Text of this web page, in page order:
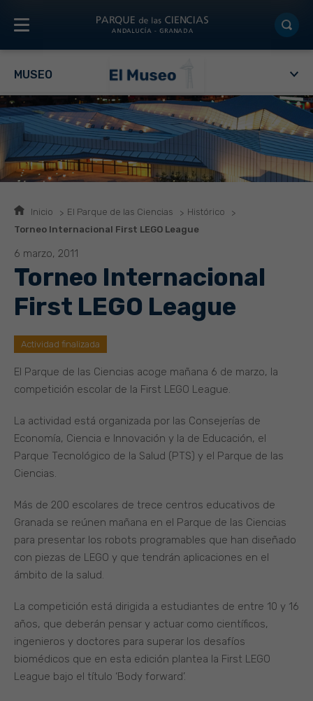
MUSEO
Inicio El Parque de las Ciencias
Histórico
Torneo Internacional First LEGO League
6 marzo, 2011
Torneo Internacional
First LEGO League
Actividad finalizada
El Parque de las Ciencias acoge mañana 6 de marzo, la
competición escolar de la First LEGO League.
La actividad está organizada por las Consejerías de
Economía, Ciencia e Innovación y la de Educación, el
Parque Tecnológico de la Salud (PTS) y el Parque de las
Ciencias.
Más de 200 escolares de trece centros educativos de
Granada se reúnen mañana en el Parque de las Ciencias
para presentar los robots programables que han diseñado
con piezas de LEGO y que tendrán aplicaciones en el
ámbito de la salud.
La competición está dirigida a estudiantes de entre 10 y 16
años, que deberán pensar y actuar como científicos,
ingenieros y doctores para superar los desafíos
biomédicos que en esta edición plantea la First LEGO
League bajo el título ‘Body forward’.